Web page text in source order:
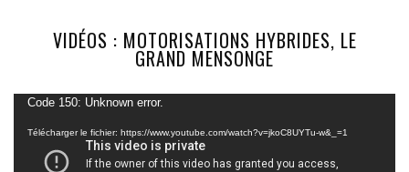
VIDÉOS : MOTORISATIONS HYBRIDES, LE
GRAND MENSONGE
Lecteur
vidéo
Code 150: Unknown error.
Télécharger le fichier: https://www.youtube.com/watch?v=jkoC8UYTu-w&_=1